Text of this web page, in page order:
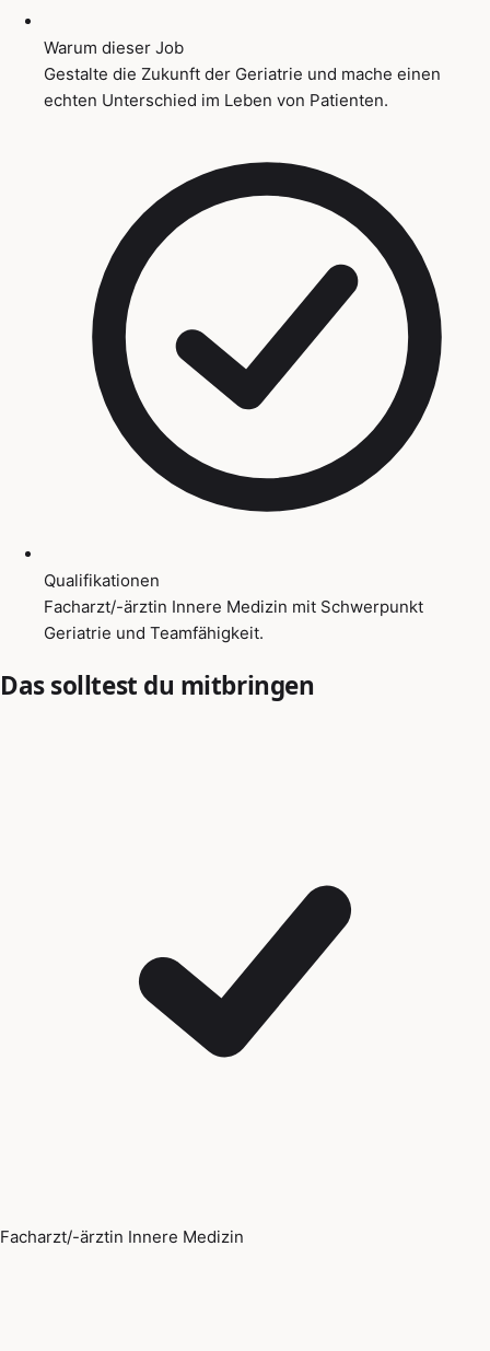
Warum dieser Job
Gestalte die Zukunft der Geriatrie und mache einen
echten Unterschied im Leben von Patienten.
Qualifikationen
Facharzt/-ärztin Innere Medizin mit Schwerpunkt
Geriatrie und Teamfähigkeit.
Das solltest du mitbringen
Facharzt/-ärztin Innere Medizin